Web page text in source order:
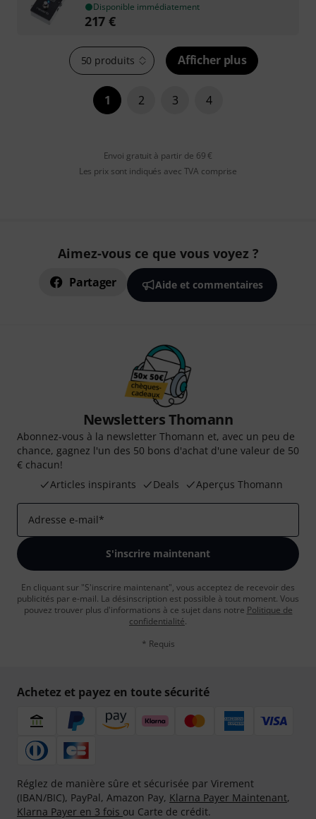
Disponible immédiatement
217 €
50 produits Afficher plus
1 2 3 4
Envoi gratuit à partir de 69 €
Les prix sont indiqués avec TVA comprise
Aimez-vous ce que vous voyez ?
Partager Aide et commentaires
Newsletters Thomann
Abonnez-vous à la newsletter Thomann et, avec un peu de
chance, gagnez l'un des 50 bons d'achat d'une valeur de 50
€ chacun!
Articles inspirants
Deals Aperçus Thomann
Adresse e-mail*
S'inscrire maintenant
En cliquant sur "S'inscrire maintenant", vous acceptez de recevoir des
publicités par e-mail. La désinscription est possible à tout moment. Vous
pouvez trouver plus d'informations à ce sujet dans notre Politique de
confidentialité.
* Requis
Achetez et payez en toute sécurité
Réglez de manière sûre et sécurisée par Virement
(IBAN/BIC), PayPal, Amazon Pay, Klarna Payer Maintenant,
Klarna Payer en 3 fois ou Carte de crédit.